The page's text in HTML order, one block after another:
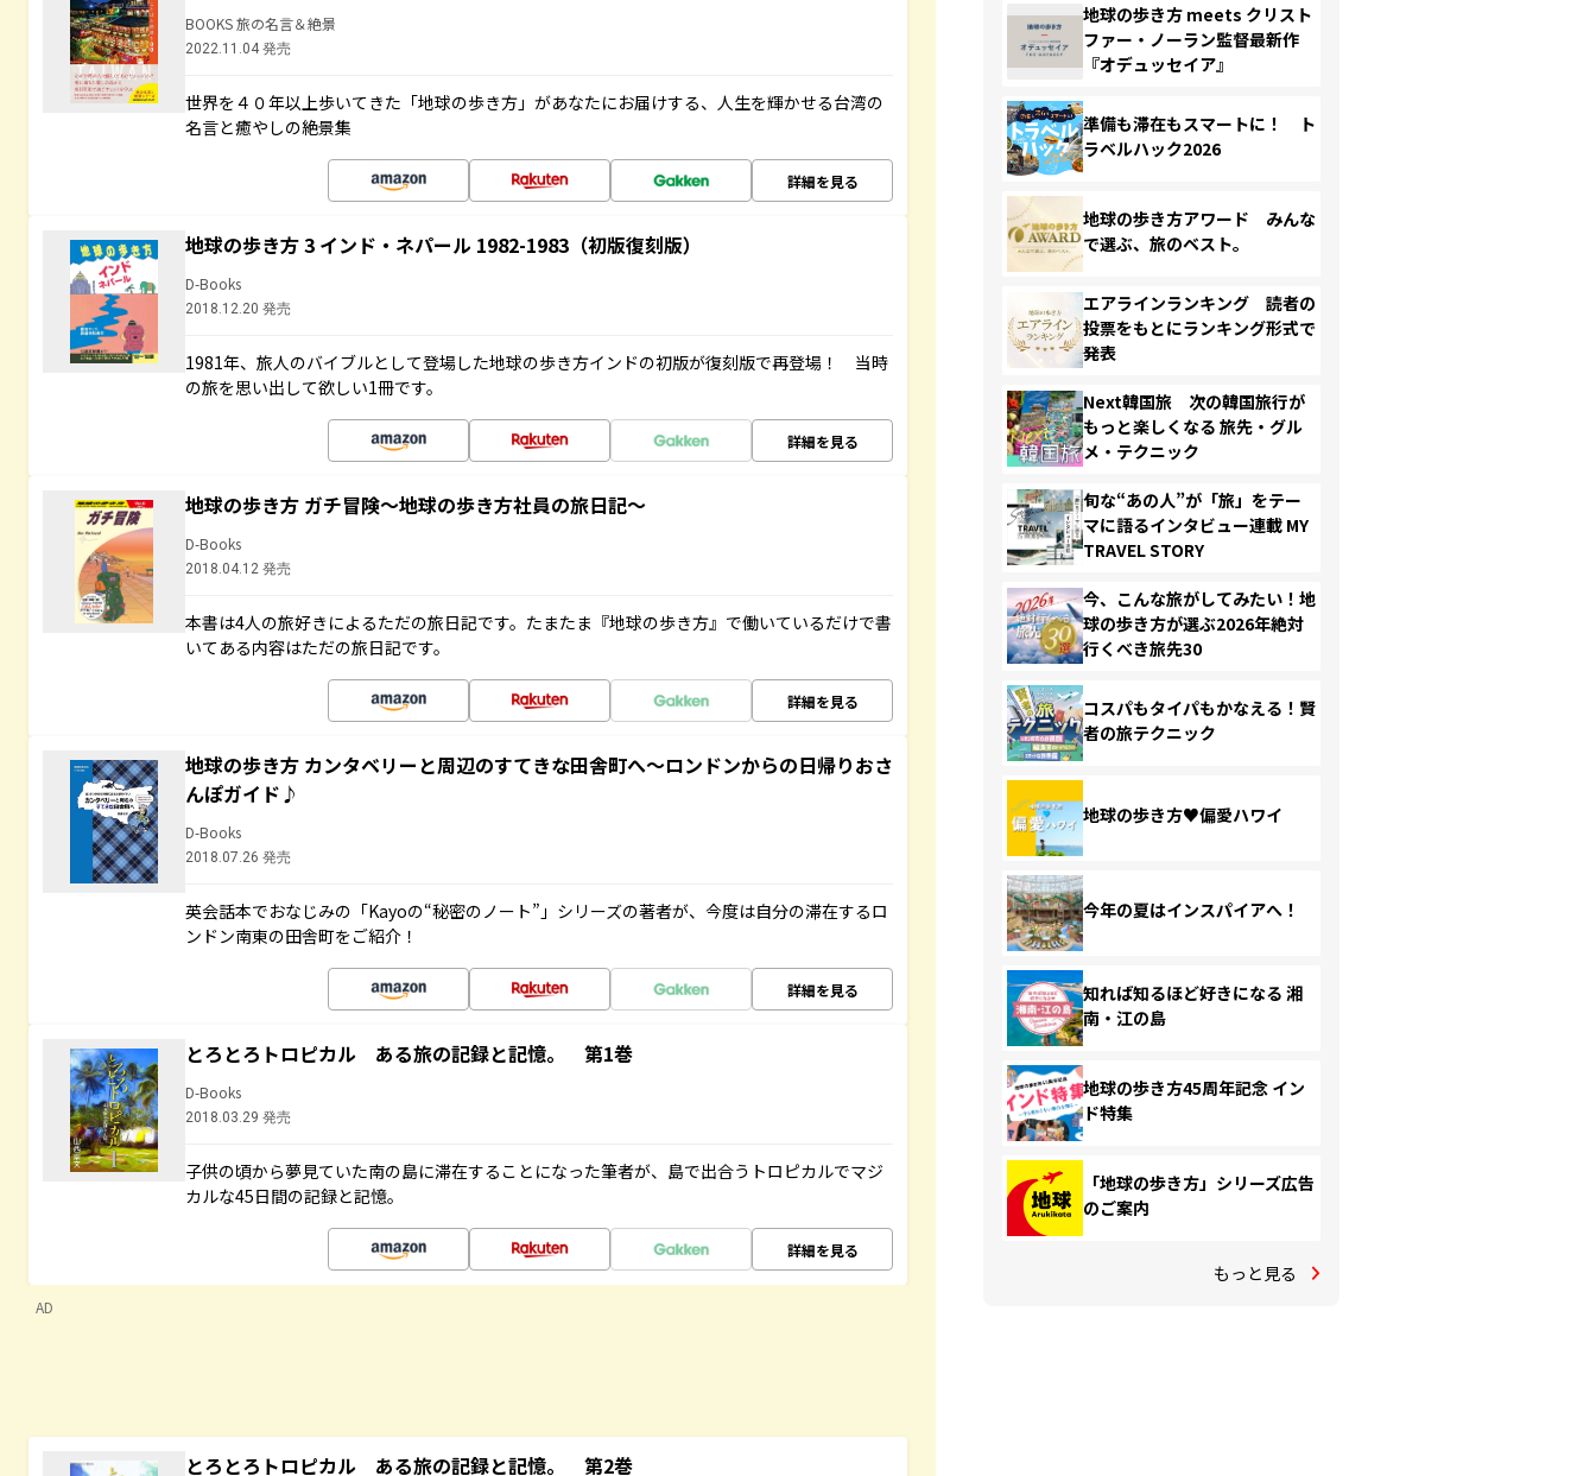
BOOKS 旅の名言＆絶景
2022.11.04 発売
世界を４０年以上歩いてきた「地球の歩き方」があなたにお届けする、人生を輝かせる台湾の
名言と癒やしの絶景集
詳細を見る
地球の歩き方 3 インド・ネパール 1982-1983（初版復刻版）
D-Books
2018.12.20 発売
1981年、旅人のバイブルとして登場した地球の歩き方インドの初版が復刻版で再登場！ 当時
の旅を思い出して欲しい1冊です。
詳細を見る
地球の歩き方 ガチ冒険～地球の歩き方社員の旅日記～
D-Books
2018.04.12 発売
本書は4人の旅好きによるただの旅日記です。たまたま『地球の歩き方』で働いているだけで書
いてある内容はただの旅日記です。
詳細を見る
地球の歩き方 カンタベリーと周辺のすてきな田舎町へ～ロンドンからの日帰りおさ
んぽガイド♪
D-Books
2018.07.26 発売
英会話本でおなじみの「Kayoの“秘密のノート”」シリーズの著者が、今度は自分の滞在するロ
ンドン南東の田舎町をご紹介！
詳細を見る
とろとろトロピカル ある旅の記録と記憶。 第1巻
D-Books
2018.03.29 発売
子供の頃から夢見ていた南の島に滞在することになった筆者が、島で出合うトロピカルでマジ
カルな45日間の記録と記憶。
詳細を見る
AD
とろとろトロピカル ある旅の記録と記憶。 第2巻
地球の歩き方 meets クリスト
ファー・ノーラン監督最新作
『オデュッセイア』
準備も滞在もスマートに！ ト
ラベルハック2026
地球の歩き方アワード みんな
で選ぶ、旅のベスト。
エアラインランキング 読者の
投票をもとにランキング形式で
発表
Next韓国旅 次の韓国旅行が
もっと楽しくなる 旅先・グル
メ・テクニック
旬な“あの人”が「旅」をテー
マに語るインタビュー連載 MY
TRAVEL STORY
今、こんな旅がしてみたい！地
球の歩き方が選ぶ2026年絶対
行くべき旅先30
コスパもタイパもかなえる！賢
者の旅テクニック
地球の歩き方♥偏愛ハワイ
今年の夏はインスパイアへ！
知れば知るほど好きになる 湘
南・江の島
地球の歩き方45周年記念 イン
ド特集
「地球の歩き方」シリーズ広告
のご案内
もっと見る